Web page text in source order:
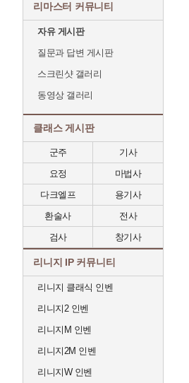
리마스터 커뮤니티
자유 게시판
질문과 답변 게시판
스크린샷 갤러리
동영상 갤러리
클래스 게시판
군주
기사
요정
마법사
다크엘프
용기사
환술사
전사
검사
창기사
리니지 IP 커뮤니티
리니지 클래식 인벤
리니지2 인벤
리니지M 인벤
리니지2M 인벤
리니지W 인벤